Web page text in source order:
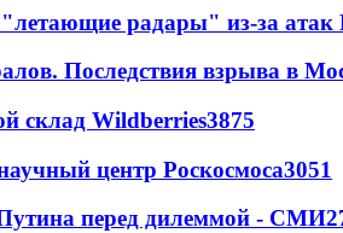
радары" из-за
Последствия взрыва в
склад Wildberries3875
центр Роскосмоса3051
перед дилеммой - СМИ